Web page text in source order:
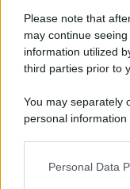
Please note that
may continue
information utilized
third parties prior to
You may separately
personal information
This information
Personal Data